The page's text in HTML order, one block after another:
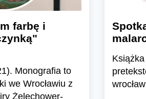
farbę i
Monografia to
we Wrocławiu z
Żelechower-